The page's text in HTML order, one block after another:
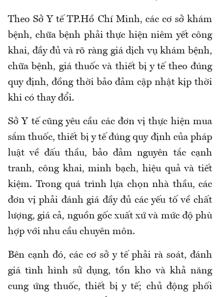
Theo Sở Y tế TP.Hồ Chí Minh, các cơ sở khám
bệnh, chữa bệnh phải thực hiện niêm yết công
khai, đầy đủ và rõ ràng giá dịch vụ khám bệnh,
chữa bệnh, giá thuốc và thiết bị y tế theo đúng
quy định, đồng thời bảo đảm cập nhật kịp thời
khi có thay đổi.
Sở Y tế cũng yêu cầu các đơn vị thực hiện mua
sắm thuốc, thiết bị y tế đúng quy định của pháp
luật về đấu thầu, bảo đảm nguyên tắc cạnh
tranh, công khai, minh bạch, hiệu quả và tiết
kiệm. Trong quá trình lựa chọn nhà thầu, các
đơn vị phải đánh giá đầy đủ các yếu tố về chất
lượng, giá cả, nguồn gốc xuất xứ và mức độ phù
hợp với nhu cầu chuyên môn.
Bên cạnh đó, các cơ sở y tế phải rà soát, đánh
giá tình hình sử dụng, tồn kho và khả năng
cung ứng thuốc, thiết bị y tế; chủ động phối